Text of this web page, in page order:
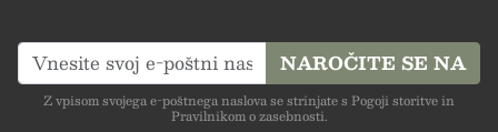
NAROČITE SE NA
Z vpisom svojega e-poštnega naslova se strinjate s Pogoji storitve in
Pravilnikom o zasebnosti.